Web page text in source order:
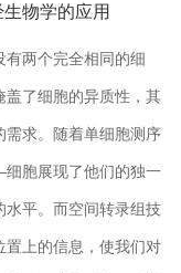
物学的应用
两个完全相同的细
盖了细胞的异质性，其
需求。随着单细胞测序
胞展现了他们的独一
水平。而空间转录组技
置上的信息，使我们对